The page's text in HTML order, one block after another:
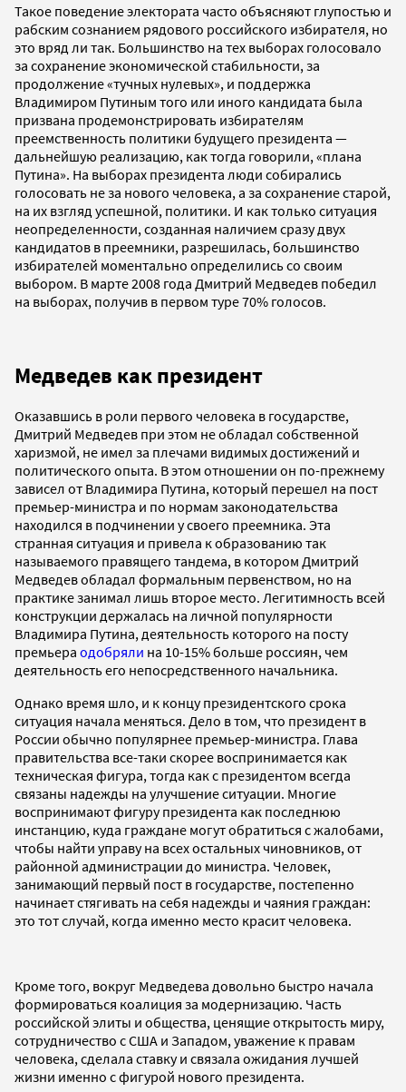
Такое поведение электората часто объясняют глупостью и
рабским сознанием рядового российского избирателя, но
это вряд ли так. Большинство на тех выборах голосовало
за сохранение экономической стабильности, за
продолжение «тучных нулевых», и поддержка
Владимиром Путиным того или иного кандидата была
призвана продемонстрировать избирателям
преемственность политики будущего президента —
дальнейшую реализацию, как тогда говорили, «плана
Путина». На выборах президента люди собирались
голосовать не за нового человека, а за сохранение старой,
на их взгляд успешной, политики. И как только ситуация
неопределенности, созданная наличием сразу двух
кандидатов в преемники, разрешилась, большинство
избирателей моментально определились со своим
выбором. В марте 2008 года Дмитрий Медведев победил
на выборах, получив в первом туре 70% голосов.
Медведев как президент
Оказавшись в роли первого человека в государстве,
Дмитрий Медведев при этом не обладал собственной
харизмой, не имел за плечами видимых достижений и
политического опыта. В этом отношении он по-прежнему
зависел от Владимира Путина, который перешел на пост
премьер-министра и по нормам законодательства
находился в подчинении у своего преемника. Эта
странная ситуация и привела к образованию так
называемого правящего тандема, в котором Дмитрий
Медведев обладал формальным первенством, но на
практике занимал лишь второе место. Легитимность всей
конструкции держалась на личной популярности
Владимира Путина, деятельность которого на посту
премьера одобряли на 10-15% больше россиян, чем
деятельность его непосредственного начальника.
Однако время шло, и к концу президентского срока
ситуация начала меняться. Дело в том, что президент в
России обычно популярнее премьер-министра. Глава
правительства все-таки скорее воспринимается как
техническая фигура, тогда как с президентом всегда
связаны надежды на улучшение ситуации. Многие
воспринимают фигуру президента как последнюю
инстанцию, куда граждане могут обратиться с жалобами,
чтобы найти управу на всех остальных чиновников, от
районной администрации до министра. Человек,
занимающий первый пост в государстве, постепенно
начинает стягивать на себя надежды и чаяния граждан:
это тот случай, когда именно место красит человека.
Кроме того, вокруг Медведева довольно быстро начала
формироваться коалиция за модернизацию. Часть
российской элиты и общества, ценящие открытость миру,
сотрудничество с США и Западом, уважение к правам
человека, сделала ставку и связала ожидания лучшей
жизни именно с фигурой нового президента.